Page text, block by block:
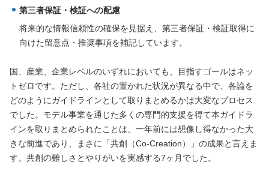
第三者保証・検証への配慮
将来的な情報信頼性の確保を見据え、第三者保証・検証取得に
向けた留意点・推奨事項を補記しています。
国、産業、企業レベルのいずれにおいても、目指すゴールはネッ
トゼロです。ただし、各社の置かれた状況が異なる中で、各論を
どのようにガイドラインとして取りまとめるかは大変なプロセス
でした。モデル事業を通じた多くの専門的支援を得て本ガイドラ
インを取りまとめられたことは、一年前には想像し得なかった大
きな前進であり、まさに「共創（Co-Creation）」の成果と言えま
す。共創の難しさとやりがいを実感する7ヶ月でした。